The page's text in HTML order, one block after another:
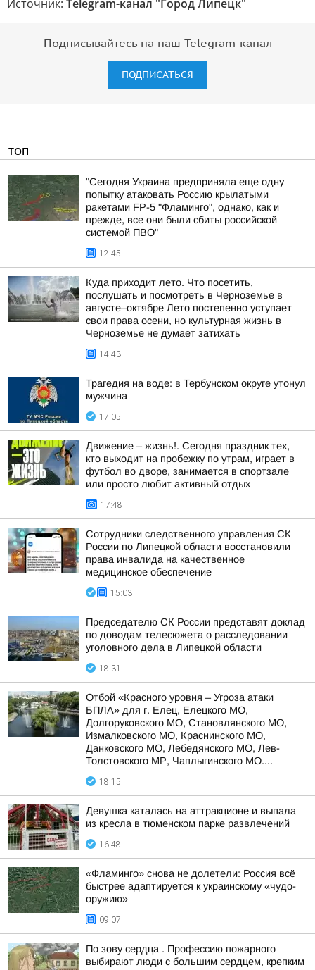
Источник: Telegram-канал "Город Липецк"
Подписывайтесь на наш Telegram-канал
ПОДПИСАТЬСЯ
ТОП
"Сегодня Украина предприняла еще одну
попытку атаковать Россию крылатыми
ракетами FP-5 "Фламинго", однако, как и
прежде, все они были сбиты российской
системой ПВО"
12:45
Куда приходит лето. Что посетить,
послушать и посмотреть в Черноземье в
августе–октябре Лето постепенно уступает
свои права осени, но культурная жизнь в
Черноземье не думает затихать
14:43
Трагедия на воде: в Тербунском округе утонул
мужчина
17:05
Движение – жизнь!. Сегодня праздник тех,
кто выходит на пробежку по утрам, играет в
футбол во дворе, занимается в спортзале
или просто любит активный отдых
17:48
Сотрудники следственного управления СК
России по Липецкой области восстановили
права инвалида на качественное
медицинское обеспечение
15:03
Председателю СК России представят доклад
по доводам телесюжета о расследовании
уголовного дела в Липецкой области
18:31
Отбой «Красного уровня – Угроза атаки
БПЛА» для г. Елец, Елецкого МО,
Долгоруковского МО, Становлянского МО,
Измалковского МО, Краснинского МО,
Данковского МО, Лебедянского МО, Лев-
Толстовского МР, Чаплыгинского МО....
18:15
Девушка каталась на аттракционе и выпала
из кресла в тюменском парке развлечений
16:48
«Фламинго» снова не долетели: Россия всё
быстрее адаптируется к украинскому «чудо-
оружию»
09:07
По зову сердца . Профессию пожарного
выбирают люди с большим сердцем, крепким